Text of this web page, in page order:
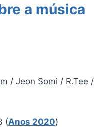
a música
/ Jeon Somi / R.Tee /
(Anos 2020)